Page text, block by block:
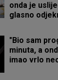
onda je
glasno
"Bio sam
minuta, a
imao vrlo